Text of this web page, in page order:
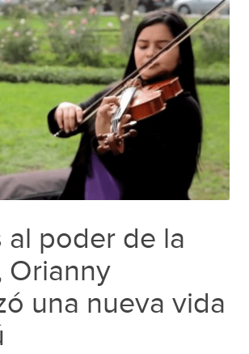
al poder de la
Orianny
una nueva vida